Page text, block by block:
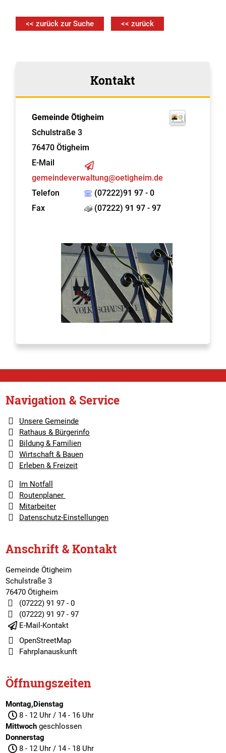
<< zurück zur Suche << zurück
Kontakt
Gemeinde Ötigheim
Schulstraße 3
76470 Ötigheim
E-Mail
gemeindeverwaltung@oetigheim.de
Telefon
(07222)91 97 - 0
Fax
(07222) 91 97 - 97
Navigation & Service
Unsere Gemeinde
Rathaus & Bürgerinfo
Bildung & Familien
Wirtschaft & Bauen
Erleben & Freizeit
Im Notfall
Routenplaner
Mitarbeiter
Datenschutz-Einstellungen
Anschrift & Kontakt
Gemeinde Ötigheim
Schulstraße 3
76470 Ötigheim
(07222) 91 97 - 0
(07222) 91 97 - 97
E-Mail-Kontakt
OpenStreetMap
Fahrplanauskunft
Öffnungszeiten
Montag,Dienstag
8 - 12 Uhr / 14 - 16 Uhr
Mittwochgeschlossen
Donnerstag
8 - 12 Uhr / 14 - 18 Uhr